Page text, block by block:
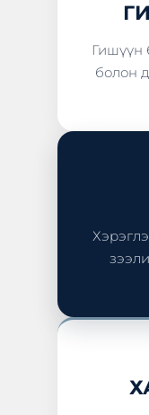
Гишүүн
болон